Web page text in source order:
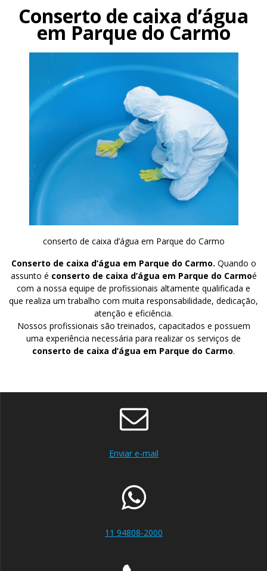
Conserto de caixa d’água
em Parque do Carmo
conserto de caixa d’água em Parque do Carmo
Conserto de caixa d’água em Parque do Carmo. Quando o
assunto é conserto de caixa d’água em Parque do Carmoé
com a nossa equipe de profissionais altamente qualificada e
que realiza um trabalho com muita responsabilidade, dedicação,
atenção e eficiência.
Nossos profissionais são treinados, capacitados e possuem
uma experiência necessária para realizar os serviços de
conserto de caixa d’água em Parque do Carmo.
Enviar e-mail
11 94808-2000